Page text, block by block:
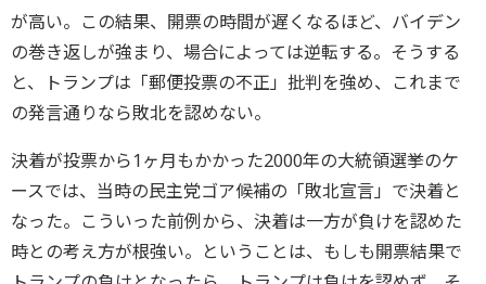
が高い。この結果、開票の時間が遅くなるほど、バイデン
の巻き返しが強まり、場合によっては逆転する。そうする
と、トランプは「郵便投票の不正」批判を強め、これまで
の発言通りなら敗北を認めない。
決着が投票から1ヶ月もかかった2000年の大統領選挙のケ
ースでは、当時の民主党ゴア候補の「敗北宣言」で決着と
なった。こういった前例から、決着は一方が負けを認めた
時との考え方が根強い。ということは、もしも開票結果で